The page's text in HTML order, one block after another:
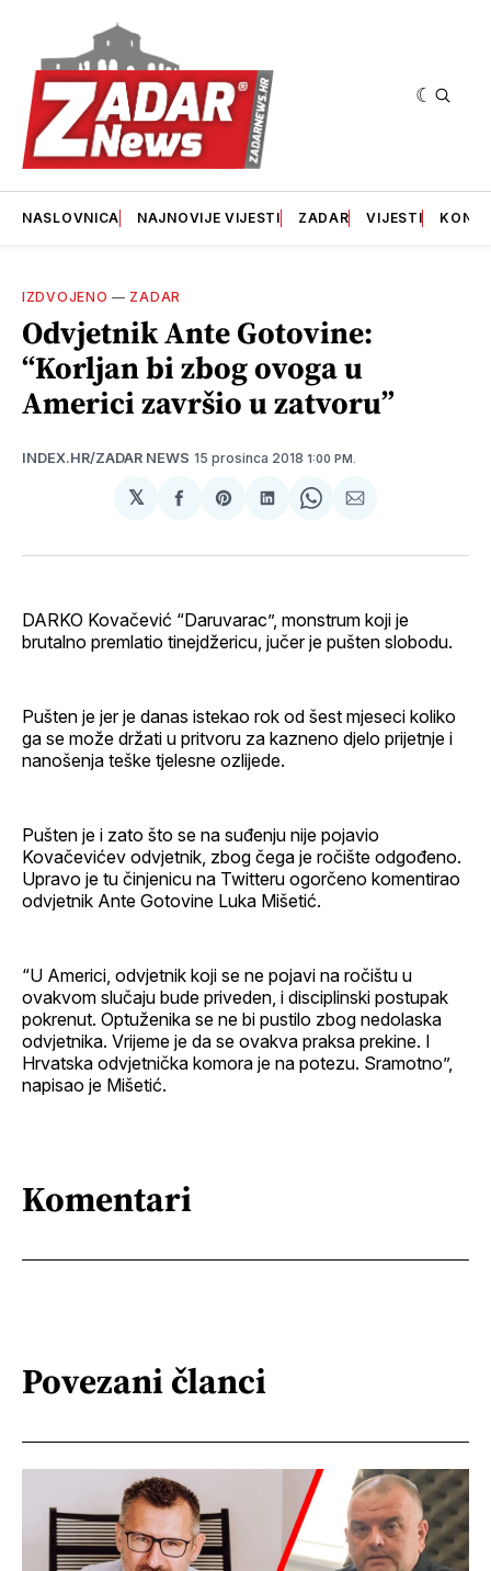
NASLOVNICA NAJNOVIJE VIJESTI ZADAR VIJESTI
IZDVOJENO — ZADAR
Odvjetnik Ante Gotovine:
“Korljan bi zbog ovoga u
Americi završio u zatvoru”
INDEX.HR/ZADAR NEWS 15 prosinca 2018 1:00 PM.
𝕏
podijeliSharepodijeliSharepodijeli
DARKO Kovačević “Daruvarac”, monstrum koji je
brutalno premlatio tinejdžericu, jučer je pušten slobodu.
Pušten je jer je danas istekao rok od šest mjeseci koliko
ga se može držati u pritvoru za kazneno djelo prijetnje i
nanošenja teške tjelesne ozlijede.
Pušten je i zato što se na suđenju nije pojavio
Kovačevićev odvjetnik, zbog čega je ročište odgođeno.
Upravo je tu činjenicu na Twitteru ogorčeno komentirao
odvjetnik Ante Gotovine Luka Mišetić.
“U Americi, odvjetnik koji se ne pojavi na ročištu u
ovakvom slučaju bude priveden, i disciplinski postupak
pokrenut. Optuženika se ne bi pustilo zbog nedolaska
odvjetnika. Vrijeme je da se ovakva praksa prekine. I
Hrvatska odvjetnička komora je na potezu. Sramotno”,
napisao je Mišetić.
Komentari
Povezani članci